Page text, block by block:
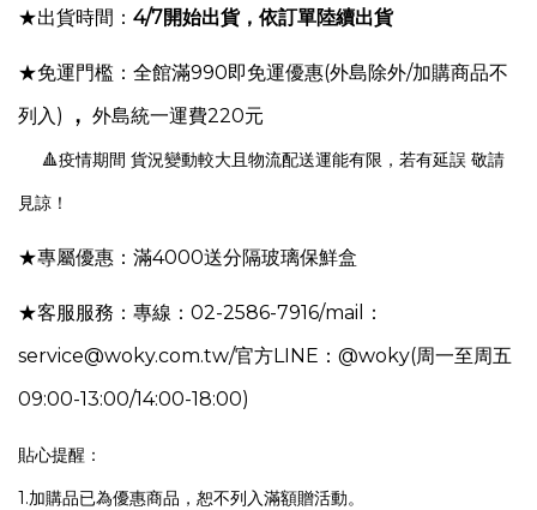
★出貨時間： 4/7開始出貨，依訂單陸續出貨
★免運門檻：全館滿990即免運優惠(外島除外/加購商品不
列入)
， 外島統一運費220元
🔺疫情期間 貨況變動較大且物流配送運能有限，若有延誤 敬請
見諒！
★專屬優惠： 滿4000送分隔玻璃保鮮盒
★客服服務：專線：02-2586-7916/mail：
service@woky.com.tw/官方LINE：@woky(周一至周五
09:00-13:00/14:00-18:00)
貼心提醒：
1.加購品已為優惠商品，恕不列入滿額贈活動。